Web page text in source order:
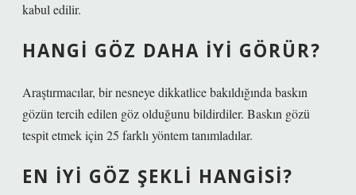
kabul edilir.
HANGI GÖZ DAHA IYI GÖRÜR?
Araştırmacılar, bir nesneye dikkatlice bakıldığında baskın
gözün tercih edilen göz olduğunu bildirdiler. Baskın gözü
tespit etmek için 25 farklı yöntem tanımladılar.
EN IYI GÖZ ŞEKLI HANGISI?